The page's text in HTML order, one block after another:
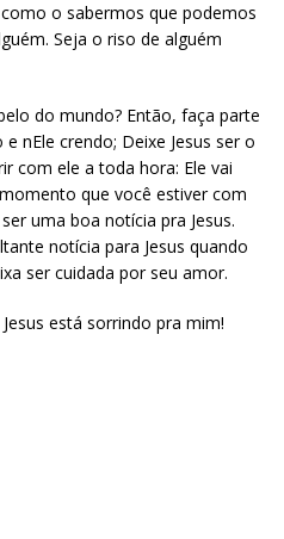
o sabermos que podemos
Seja o riso de alguém
do mundo? Então, faça parte
nEle crendo; Deixe Jesus ser o
com ele a toda hora: Ele vai
que você estiver com
uma boa notícia pra Jesus.
notícia para Jesus quando
ser cuidada por seu amor.
está sorrindo pra mim!